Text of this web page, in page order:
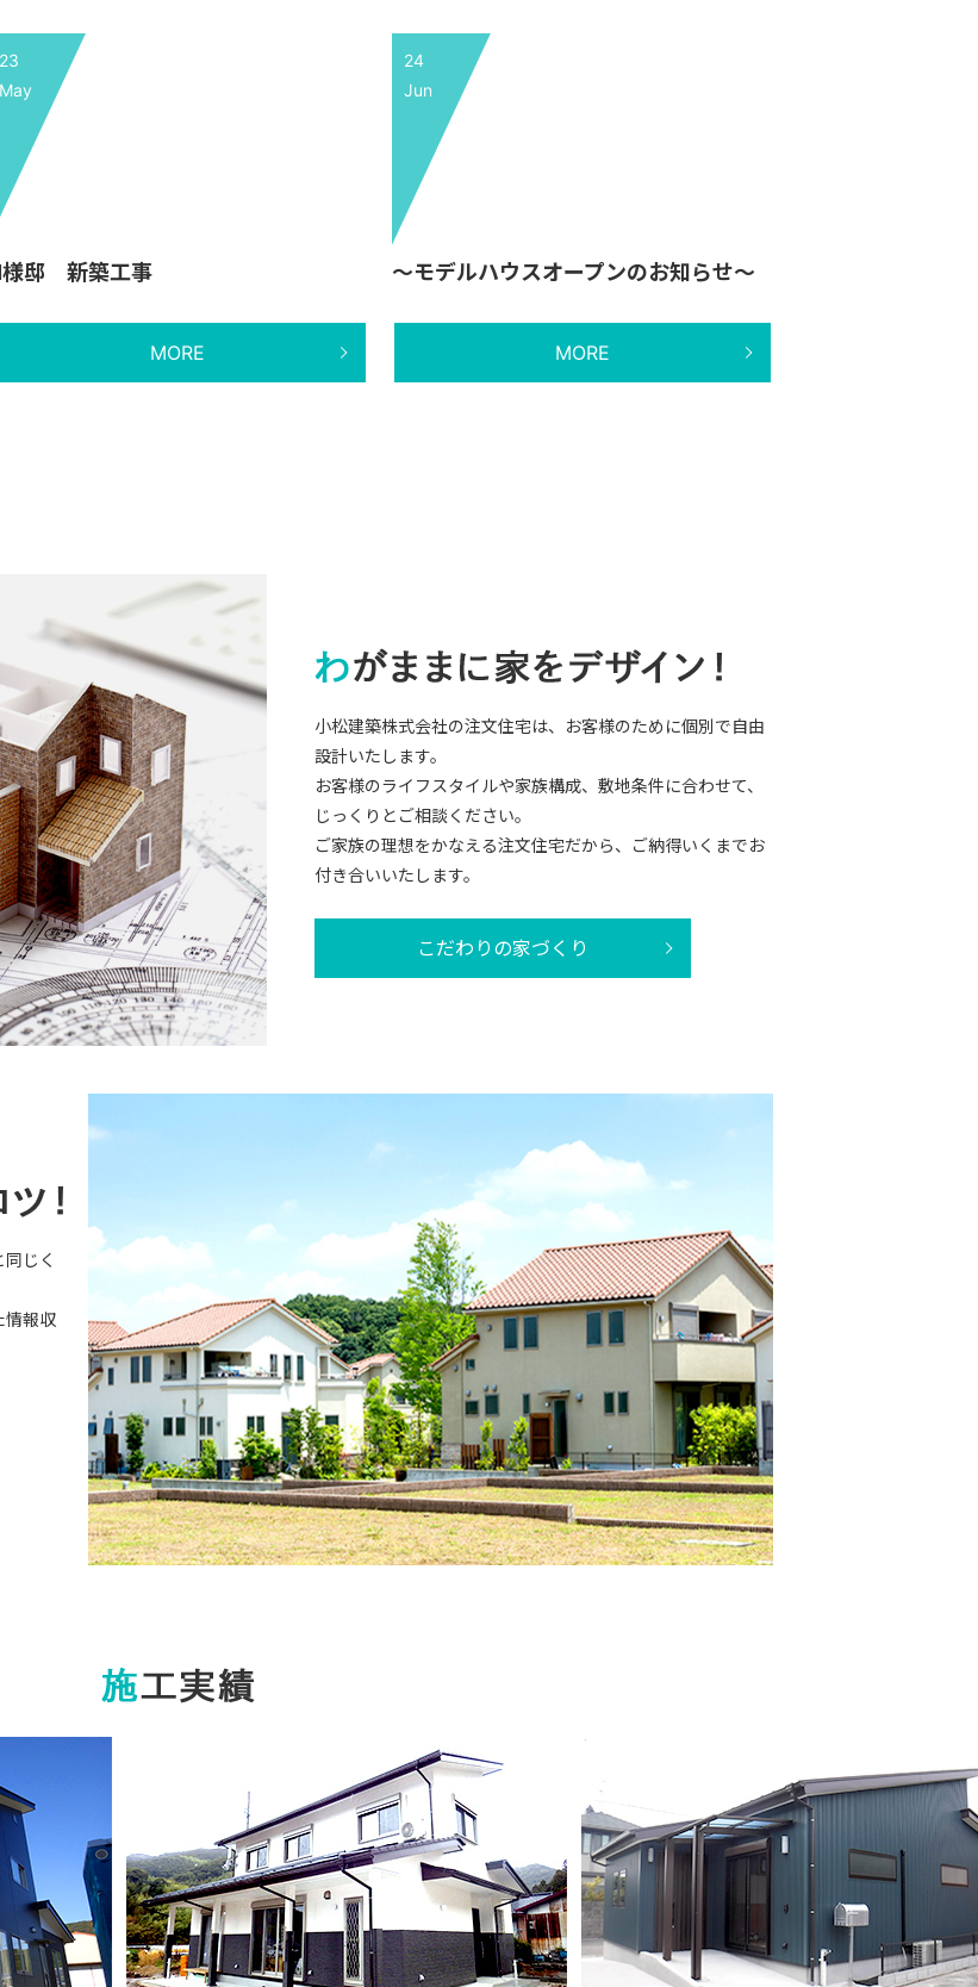
23
May
様邸 新築工事
MORE
24
Jun
～モデルハウスオープンのお知らせ～
MORE
小松建築株式会社の注文住宅は、お客様のために個別で自由
設計いたします。
お客様のライフスタイルや家族構成、敷地条件に合わせて、
じっくりとご相談ください。
ご家族の理想をかなえる注文住宅だから、ご納得いくまでお
付き合いいたします。
こだわりの家づくり
じく
情報収